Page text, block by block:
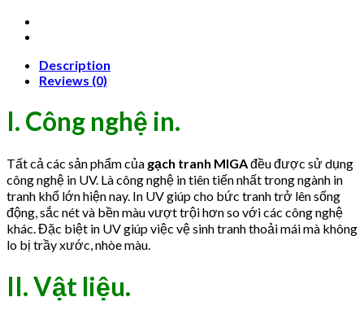
Description
Reviews (0)
I. Công nghệ in.
Tất cả các sản phẩm của gạch tranh MIGAđều được sử dụng
công nghệ in UV. Là công nghệ in tiên tiến nhất trong ngành in
tranh khổ lớn hiện nay. In UV giúp cho bức tranh trở lên sống
động, sắc nét và bền màu vượt trội hơn so với các công nghệ
khác. Đặc biệt in UV giúp việc vệ sinh tranh thoải mái mà không
lo bị trầy xước, nhòe màu.
II. Vật liệu.